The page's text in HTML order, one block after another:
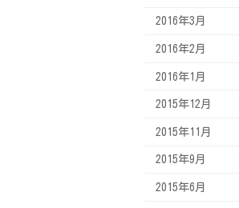
2016年3月
2016年2月
2016年1月
2015年12月
2015年11月
2015年9月
2015年6月